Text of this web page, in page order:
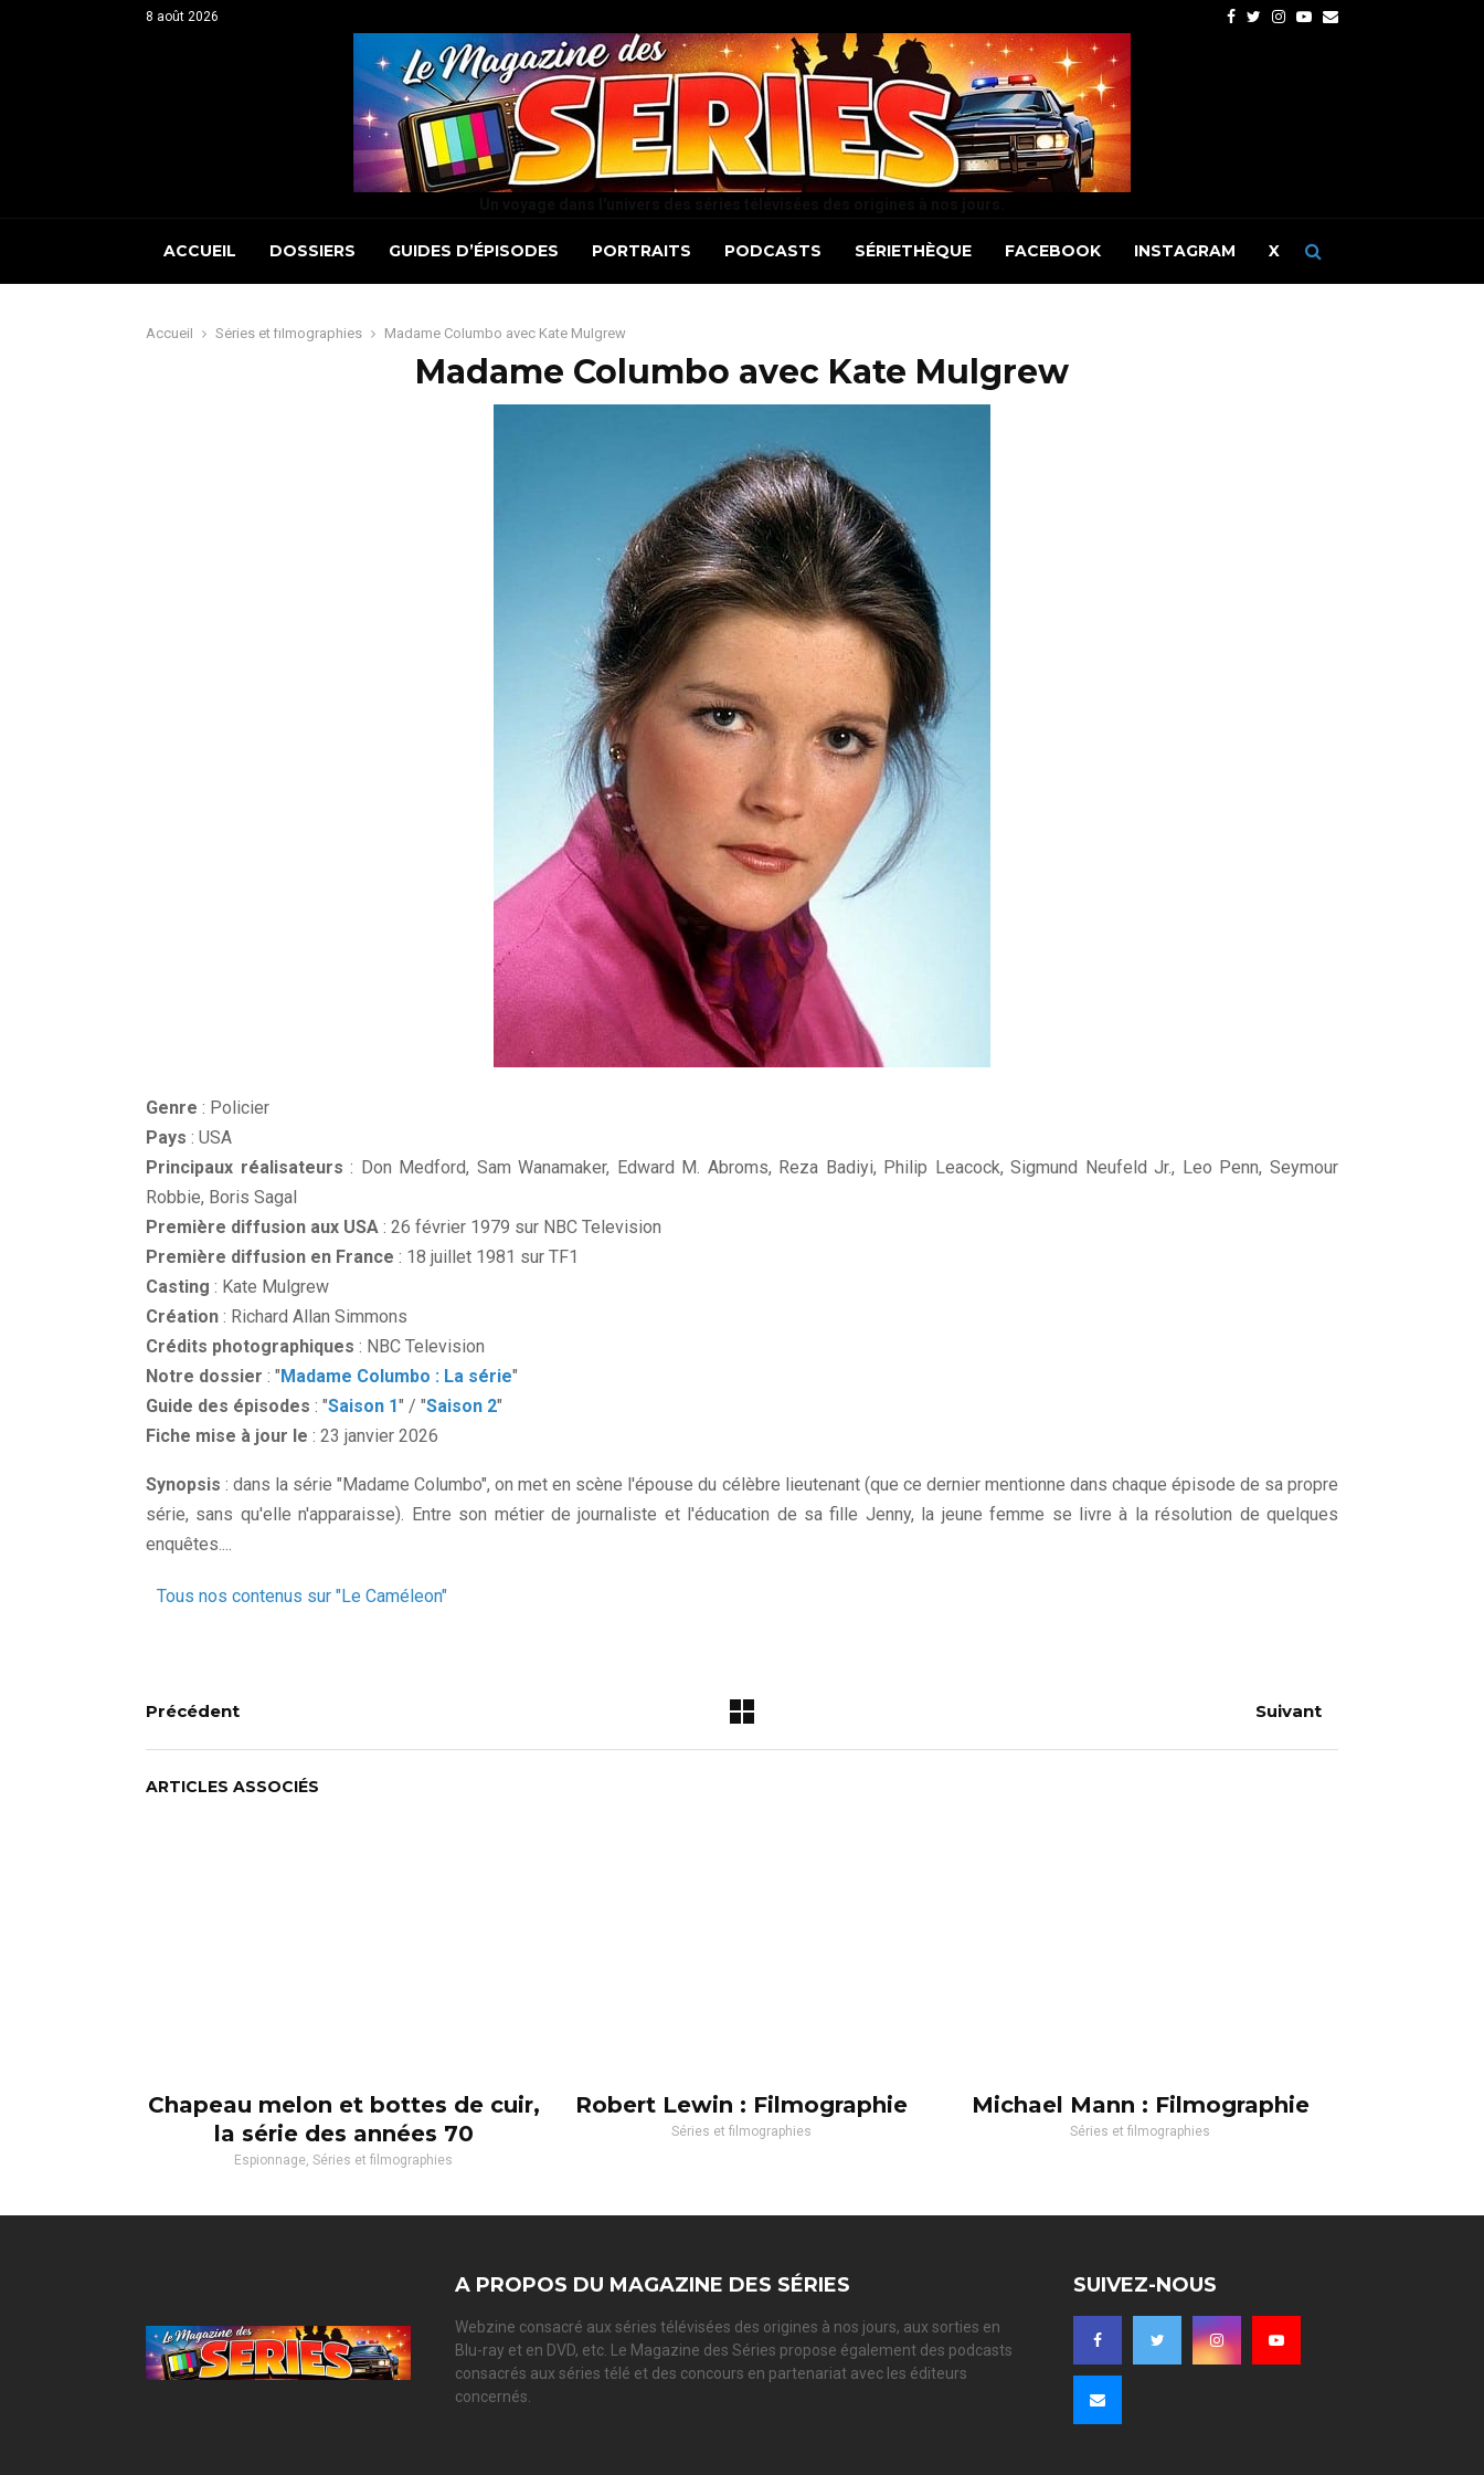
8 août 2026 Facebook
Twitter
Instagram
Youtube
Email
ACCUEIL DOSSIERS GUIDES D’ÉPISODES PORTRAITS PODCASTS SÉRIETHÈQUE FACEBOOK INSTAGRAM X
Accueil Séries et filmographies Madame Columbo avec Kate Mulgrew
Madame Columbo avec Kate Mulgrew
Genre : Policier
Pays : USA
Principaux réalisateurs : Don Medford, Sam Wanamaker, Edward M. Abroms, Reza Badiyi, Philip Leacock, Sigmund Neufeld Jr., Leo Penn, Seymour
Robbie, Boris Sagal
Première diffusion aux USA : 26 février 1979 sur NBC Television
Première diffusion en France : 18 juillet 1981 sur TF1
Casting : Kate Mulgrew
Création : Richard Allan Simmons
Crédits photographiques : NBC Television
Notre dossier : "Madame Columbo : La série"
Guide des épisodes : "Saison 1" / "Saison 2"
Fiche mise à jour le : 23 janvier 2026
Synopsis : dans la série "Madame Columbo", on met en scène l'épouse du célèbre lieutenant (que ce dernier mentionne dans chaque épisode de sa propre
série, sans qu'elle n'apparaisse). Entre son métier de journaliste et l'éducation de sa fille Jenny, la jeune femme se livre à la résolution de quelques
enquêtes....
Tous nos contenus sur "Le Caméleon"
Précédent Suivant
ARTICLES ASSOCIÉS
Chapeau melon et bottes de cuir,
la série des années 70
Espionnage, Séries et filmographies
Robert Lewin : Filmographie
Séries et filmographies
Michael Mann : Filmographie
Séries et filmographies
A PROPOS DU MAGAZINE DES SÉRIES
Webzine consacré aux séries télévisées des origines à nos jours, aux sorties en
Blu-ray et en DVD, etc. Le Magazine des Séries propose également des podcasts
consacrés aux séries télé et des concours en partenariat avec les éditeurs
concernés.
SUIVEZ-NOUS